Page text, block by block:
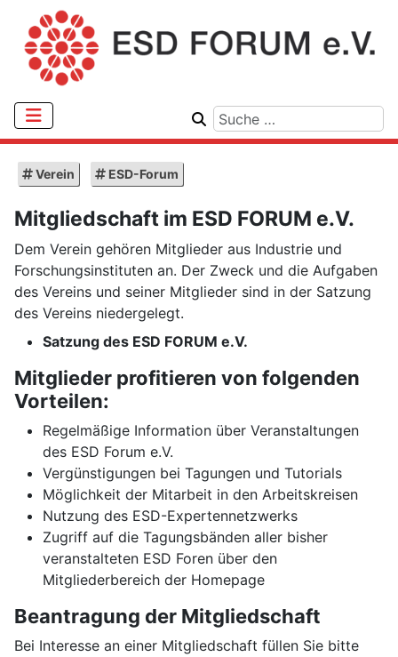
Verein ESD-Forum
Mitgliedschaft im ESD FORUM e.V.
Dem Verein gehören Mitglieder aus Industrie und
Forschungsinstituten an. Der Zweck und die Aufgaben
des Vereins und seiner Mitglieder sind in der Satzung
des Vereins niedergelegt.
Satzung des ESD FORUM e.V.
Mitglieder profitieren von folgenden
Vorteilen:
Regelmäßige Information über Veranstaltungen
des ESD Forum e.V.
Vergünstigungen bei Tagungen und Tutorials
Möglichkeit der Mitarbeit in den Arbeitskreisen
Nutzung des ESD-Expertennetzwerks
Zugriff auf die Tagungsbänden aller bisher
veranstalteten ESD Foren über den
Mitgliederbereich der Homepage
Beantragung der Mitgliedschaft
Bei Interesse an einer Mitgliedschaft füllen Sie bitte